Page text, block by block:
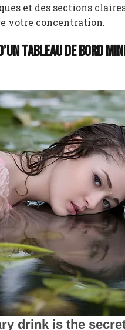
et des sections
votre concentration.
tableau de bord